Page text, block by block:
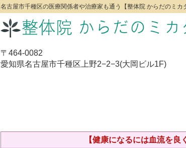
名古屋市千種区の医療関係者や治療家も通う【整体院 からだのミカ
〒464-0082
愛知県名古屋市千種区上野2−2−3(大岡ビル1F)
【健康になるには血流を良